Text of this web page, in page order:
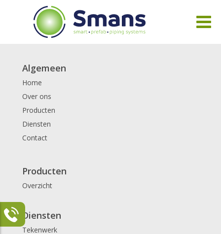
Algemeen
Home
Over ons
Producten
Diensten
Contact
Producten
Overzicht
Diensten
Tekenwerk